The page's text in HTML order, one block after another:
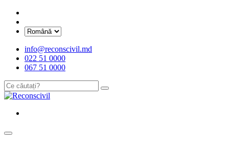
info@reconscivil.md
022 51 0000
067 51 0000